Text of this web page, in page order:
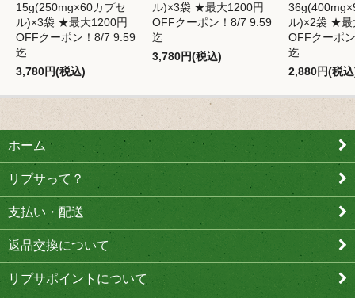
15g(250mg×60カプセ
ル)×3袋 ★最大1200円
OFFクーポン！8/7 9:59
迄
3,780円(税込)
ル)×3袋 ★最大1200円
OFFクーポン！8/7 9:59
迄
3,780円(税込)
ル)×2袋 ★最
OFFクーポ
迄
2,880円(税
ホーム
リプサって？
支払い・配送
返品交換について
リプサポイントについて